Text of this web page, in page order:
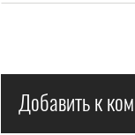
Добавить к